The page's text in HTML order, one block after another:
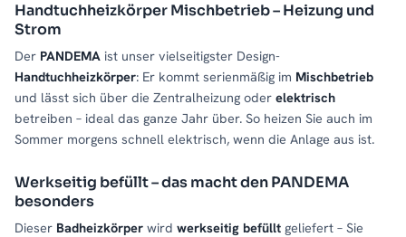
Handtuchheizkörper Mischbetrieb – Heizung und
Strom
Der PANDEMA ist unser vielseitigster Design-
Handtuchheizkörper: Er kommt serienmäßig im Mischbetrieb
und lässt sich über die Zentralheizung oder elektrisch
betreiben – ideal das ganze Jahr über. So heizen Sie auch im
Sommer morgens schnell elektrisch, wenn die Anlage aus ist.
Werkseitig befüllt – das macht den PANDEMA
besonders
Dieser Badheizkörper wird werkseitig befüllt geliefert – Sie